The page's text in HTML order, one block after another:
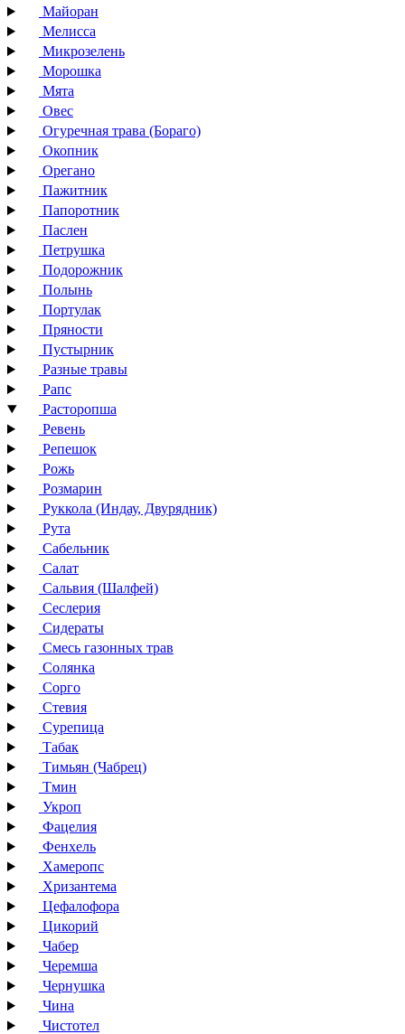
Майоран
Мелисса
Микрозелень
Морошка
Мята
Овес
Огуречная трава (Бораго)
Окопник
Орегано
Пажитник
Папоротник
Паслен
Петрушка
Подорожник
Полынь
Портулак
Пряности
Пустырник
Разные травы
Рапс
Расторопша
Ревень
Репешок
Рожь
Розмарин
Руккола (Индау, Двурядник)
Рута
Сабельник
Салат
Сальвия (Шалфей)
Сеслерия
Сидераты
Смесь газонных трав
Солянка
Сорго
Стевия
Сурепица
Табак
Тимьян (Чабрец)
Тмин
Укроп
Фацелия
Фенхель
Хамеропс
Хризантема
Цефалофора
Цикорий
Чабер
Черемша
Чернушка
Чина
Чистотел